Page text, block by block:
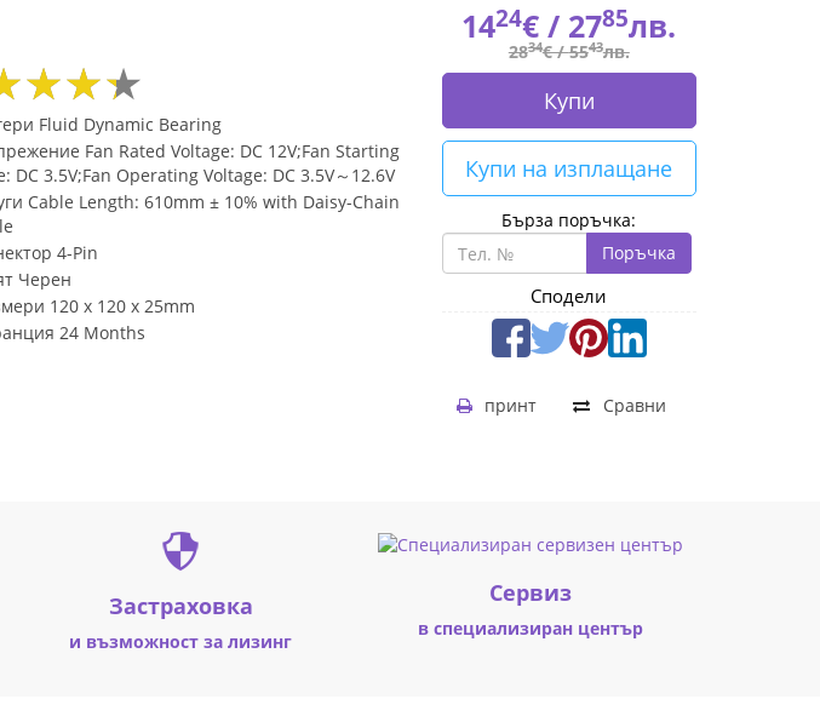
Fluid Dynamic Bearing
Fan Rated Voltage: DC 12V;Fan Starting
DC 3.5V;Fan Operating Voltage: DC 3.5V～12.6V
Cable Length: 610mm ± 10% with Daisy-Chain
4-Pin
Черен
120 x 120 x 25mm
24 Months
1424€ / 2785лв.
2834€ /5543лв.
Купи
Купи на изплащане
Бърза поръчка:
Поръчка
Сподели
Сравни
принт
Застраховка
и възможност за лизинг
Cервиз
в специализиран център